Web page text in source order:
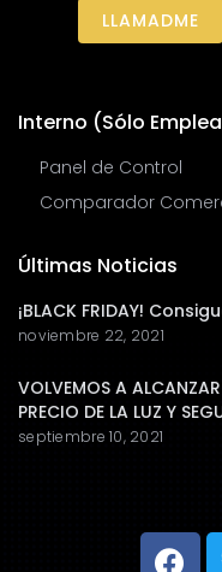
Interno (Sólo
Panel de Control
Comparador
Últimas Noticias
¡BLACK FRIDAY!
noviembre 22, 2021
VOLVEMOS A
PRECIO DE LA LUZ Y
septiembre 10, 2021